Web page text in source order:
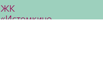
ЖК
«Истомкино